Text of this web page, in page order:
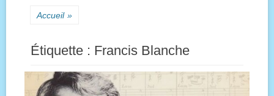
Accueil »
Étiquette : Francis Blanche